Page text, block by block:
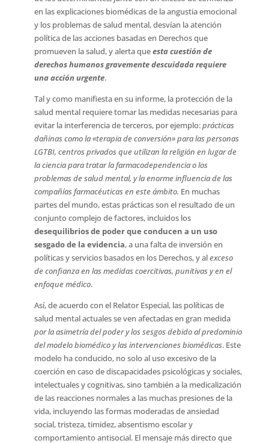
en las explicaciones biomédicas de la angustia emocional
y los problemas de salud mental, desvían la atención
política de las acciones basadas en Derechos que
promueven la salud, y alerta queesta cuestión de
derechos humanos gravemente descuidadarequiere
una acción urgente.
Tal y como manifiesta en su informe, la protección de la
salud mental requiere tomar las medidas necesarias para
evitar la interferencia de terceros, por ejemplo:prácticas
dañinas como la «terapia de conversión» para las personas
LGTBI, centros privados que utilizan la religión en lugar de
la ciencia para tratar la farmacodependencia o los
problemas de salud mental, y la enorme influencia de las
compañías farmacéuticas en este ámbito. En muchas
partes del mundo, estas prácticas son el resultado de un
conjunto complejo de factores, incluidos los
desequilibrios de poder que conducen a un uso
sesgado de la evidencia, a una falta de inversión en
políticas y servicios basados ​​en los Derechos, y alexceso
de confianza en las medidas coercitivas, punitivas y en el
enfoque médico.
Así, de acuerdo con el Relator Especial, las políticas de
salud mental actuales se ven afectadas en gran medida
por la asimetría del poder y los sesgos debido al predominio
del modelo biomédico y las intervenciones biomédicas. Este
modelo ha conducido, no solo al uso excesivo de la
coerción en caso de discapacidades psicológicas y sociales,
intelectuales y cognitivas, sino también a la medicalización
de las reacciones normales a las muchas presiones de la
vida, incluyendo las formas moderadas de ansiedad
social, tristeza, timidez, absentismo escolar y
comportamiento antisocial. El mensaje más directo que